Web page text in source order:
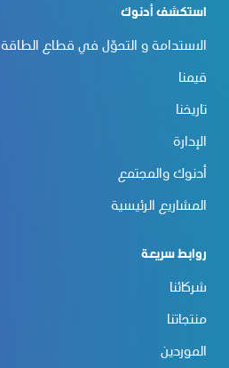
استكشف أدنوك
الاستدامة و التحوّل في قطاع الطاقة
قيمنا
تاريخنا
الإدارة
أدنوك والمجتمع
المشاريع الرئيسية
روابط سريعة
شركائنا
منتجاتنا
الموردين